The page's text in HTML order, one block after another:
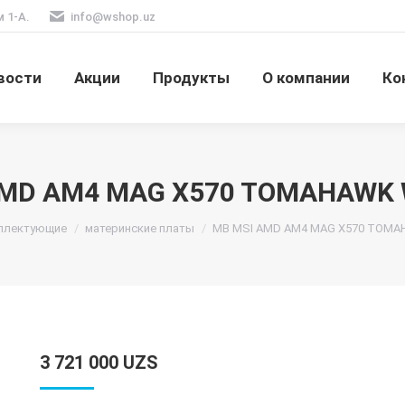
1-А. info@wshop.uz
Акции Продукты О компании
AM4 MAG X570 TOMAHAWK
материнские платы MB MSI AMD AM4 MAG X570
3 721 000 UZS